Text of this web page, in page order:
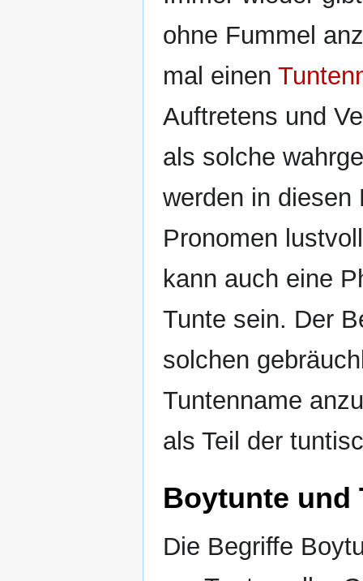
ohne Fummel
mal einen
Auftretens und
als solche
werden in diesen
Pronomen
kann auch eine
Tunte sein. Der
solchen
Tuntenname
als Teil der
Boytunte und
Die Begriffe